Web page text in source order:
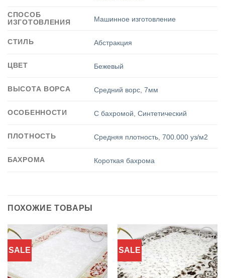
СПОСОБ
ИЗГОТОВЛЕНИЯ
Машинное изготовление
СТИЛЬ Абстракция
ЦВЕТ Бежевый
ВЫСОТА ВОРСА Средний ворс ,7мм
ОСОБЕННОСТИ С бахромой ,Синтетический
ПЛОТНОСТЬ Средняя плотность ,700.000 уз/м2
БАХРОМА Короткая бахрома
ПОХОЖИЕ ТОВАРЫ
SALE
избранное
SALE
Добавить
в
избранное